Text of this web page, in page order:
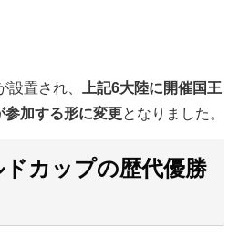
置され、
上記6大陸に開催国王
参加する形に変更となりました。
カップの歴代優勝